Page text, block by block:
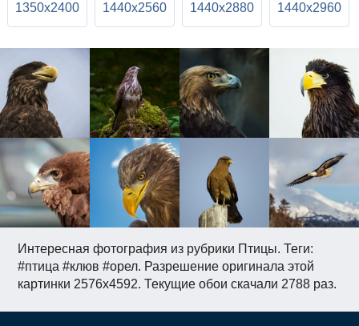
Интересная фотография из рубрики Птицы. Теги:
#птица #клюв #орел. Разрешение оригинала этой
картинки 2576x4592. Текущие обои скачали 2788 раз.
1350x2400 1440x2560 1440x2880 1440x2960